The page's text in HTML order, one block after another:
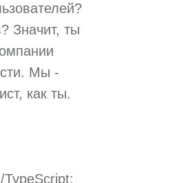
Значит, ты
Мы -
как ты.
TypeScript;